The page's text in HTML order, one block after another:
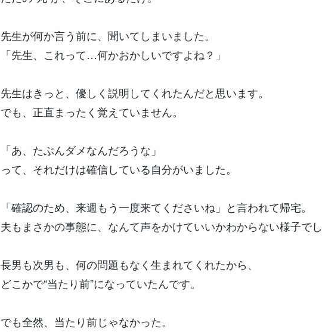
先生が何か言う前に、聞いてしまいました。
「先生、これって…何かおかしいですよね？」
先生はきっと、優しく説明してくれたんだと思います。
でも、正直まったく覚えていません。
「あ、たぶんダメなんだろうな」
って、それだけは確信している自分がいました。
「確認のため、来週もう一度来てくださいね」と言われて帰宅。
夫もまさかの事態に、なんて声をかけていいかわからない様子で
長男も次男も、何の問題もなく生まれてくれたから、
どこかで“当たり前”になっていたんです。
でも全然、当たり前じゃなかった。